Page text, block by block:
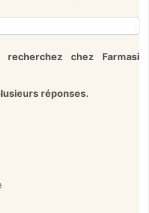
recherchez chez Farmasi
réponses.